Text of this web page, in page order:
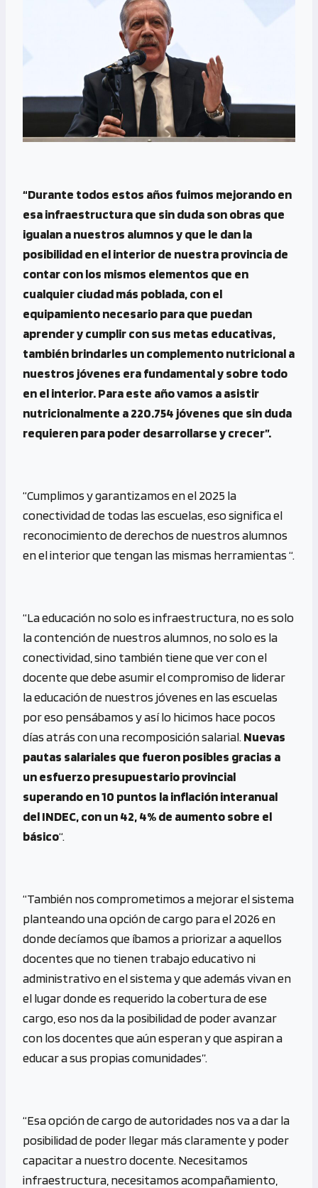
“Durante todos estos años fuimos mejorando en
esa infraestructura que sin duda son obras que
igualan a nuestros alumnos y que le dan la
posibilidad en el interior de nuestra provincia de
contar con los mismos elementos que en
cualquier ciudad más poblada, con el
equipamiento necesario para que puedan
aprender y cumplir con sus metas educativas,
también brindarles un complemento nutricional a
nuestros jóvenes era fundamental y sobre todo
en el interior. Para este año vamos a asistir
nutricionalmente a 220.754 jóvenes que sin duda
requieren para poder desarrollarse y crecer”.
“Cumplimos y garantizamos en el 2025 la
conectividad de todas las escuelas, eso significa el
reconocimiento de derechos de nuestros alumnos
en el interior que tengan las mismas herramientas “.
“La educación no solo es infraestructura, no es solo
la contención de nuestros alumnos, no solo es la
conectividad, sino también tiene que ver con el
docente que debe asumir el compromiso de liderar
la educación de nuestros jóvenes en las escuelas
por eso pensábamos y así lo hicimos hace pocos
días atrás con una recomposición salarial. Nuevas
pautas salariales que fueron posibles gracias a
un esfuerzo presupuestario provincial
superando en 10 puntos la inflación interanual
del INDEC, con un 42, 4% de aumento sobre el
básico“.
“También nos comprometimos a mejorar el sistema
planteando una opción de cargo para el 2026 en
donde decíamos que íbamos a priorizar a aquellos
docentes que no tienen trabajo educativo ni
administrativo en el sistema y que además vivan en
el lugar donde es requerido la cobertura de ese
cargo, eso nos da la posibilidad de poder avanzar
con los docentes que aún esperan y que aspiran a
educar a sus propias comunidades”.
“Esa opción de cargo de autoridades nos va a dar la
posibilidad de poder llegar más claramente y poder
capacitar a nuestro docente. Necesitamos
infraestructura, necesitamos acompañamiento,